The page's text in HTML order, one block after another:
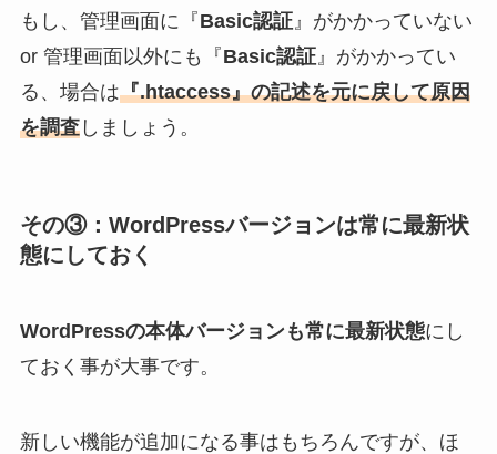
もし、管理画面に『Basic認証』がかかっていない
or 管理画面以外にも『Basic認証』がかかってい
る、場合は『.htaccess』の記述を元に戻して原因
を調査しましょう。
その③：WordPressバージョンは常に最新状
態にしておく
WordPressの本体バージョンも常に最新状態にし
ておく事が大事です。
新しい機能が追加になる事はもちろんですが、ほ